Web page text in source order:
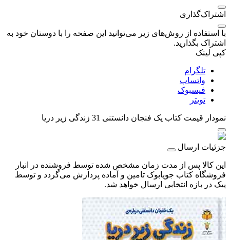
اشتراک‌گذاری
با استفاده از روش‌های زیر می‌توانید این صفحه را با دوستان خود به
اشتراک بگذارید.
کپی لینک
تلگرام
واتساپ
فیسبوک
تویتر
نمودار قیمت کتاب یک فنجان دانستنی 31 زندگی‌ زیر دریا
جزئیات ارسال
این کالا پس از مدت زمان مشخص شده توسط فروشنده در انبار
فروشگاه کتاب جویابوک تامین و آماده پردازش می‌گردد و توسط
پیک در بازه انتخابی ارسال خواهد شد.